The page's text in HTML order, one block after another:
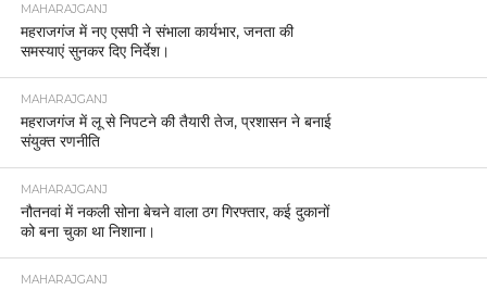
MAHARAJGANJ
महराजगंज में नए एसपी ने संभाला कार्यभार, जनता की
समस्याएं सुनकर दिए निर्देश।
MAHARAJGANJ
महराजगंज में लू से निपटने की तैयारी तेज, प्रशासन ने बनाई
संयुक्त रणनीति
MAHARAJGANJ
नौतनवां में नकली सोना बेचने वाला ठग गिरफ्तार, कई दुकानों
को बना चुका था निशाना।
MAHARAJGANJ